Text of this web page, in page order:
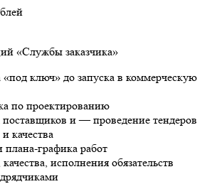
«Службы заказчика»
ключ» до запуска в коммерческую
по проектированию
и — проведение тендеров
качества
графика работ
исполнения обязательств